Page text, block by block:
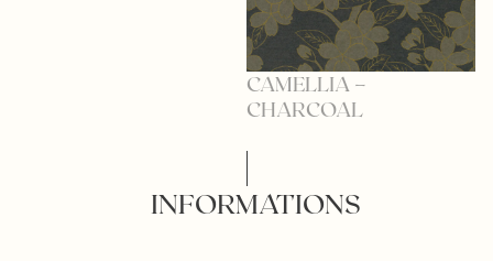
CAMELLIA –
CHARCOAL
INFORMATIONS